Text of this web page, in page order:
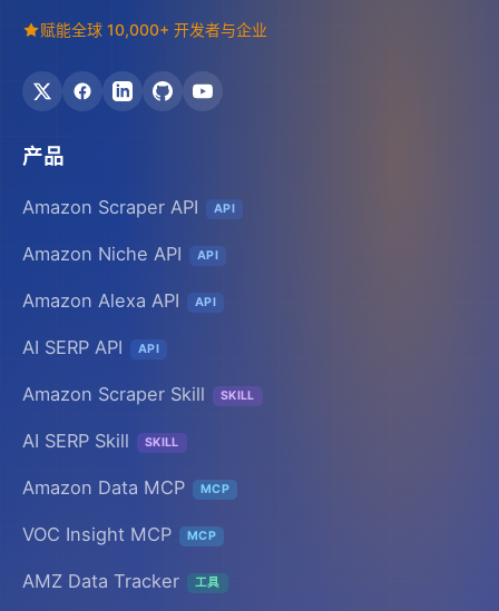
赋能全球 10,000+ 开发者与企业
产品
Amazon Scraper API API
Amazon Niche API API
Amazon Alexa API API
AI SERP API API
Amazon Scraper Skill SKILL
AI SERP Skill SKILL
Amazon Data MCP MCP
VOC Insight MCP MCP
AMZ Data Tracker 工具